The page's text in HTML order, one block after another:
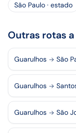
São Paulo · estado
Outras rotas
Guarulhos São
Guarulhos
Guarulhos São